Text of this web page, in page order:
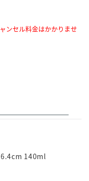
ンセル料金はかかりませ
140ml